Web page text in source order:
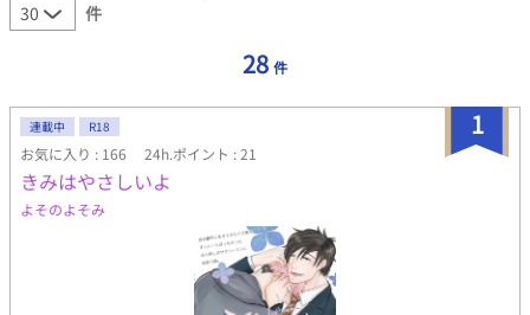
件
28 件
1
連載中 R18
お気に入り : 166 24h.ポイント : 21
きみはやさしいよ
よそのよそみ